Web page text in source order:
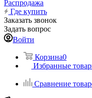
Распродажа
Где купить
Заказать звонок
Задать вопрос
Войти
Корзина0
Избранные
Сравнение